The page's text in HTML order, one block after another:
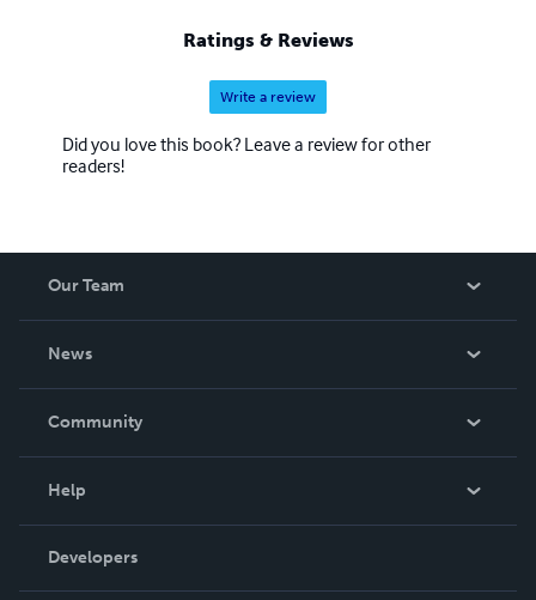
Ratings & Reviews
Write a review
Did you love this book? Leave a review for other
readers!
Our Team
News
In The News
Community
Podcast
Help
Order Lookup
Knowledge Base
Developers